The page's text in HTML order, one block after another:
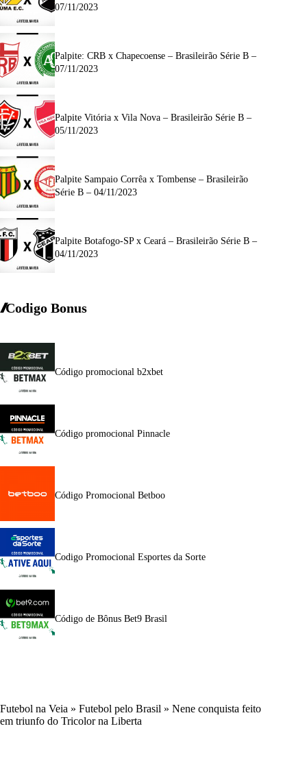
07/11/2023
Palpite: CRB x Chapecoense – Brasileirão Série B –
07/11/2023
Palpite Vitória x Vila Nova – Brasileirão Série B –
05/11/2023
Palpite Sampaio Corrêa x Tombense – Brasileirão
Série B – 04/11/2023
Palpite Botafogo-SP x Ceará – Brasileirão Série B –
04/11/2023
Codigo Bonus
Código promocional b2xbet
Código promocional Pinnacle
Código Promocional Betboo
Codigo Promocional Esportes da Sorte
Código de Bônus Bet9 Brasil
Futebol na Veia » Futebol pelo Brasil » Nene conquista feito
em triunfo do Tricolor na Liberta